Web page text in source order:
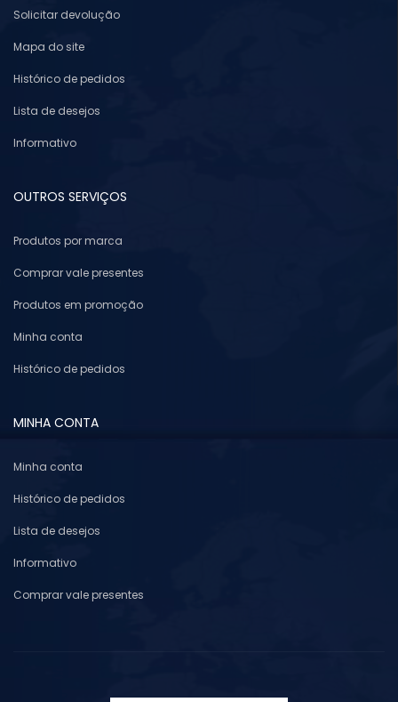
Solicitar devolução
Mapa do site
Histórico de pedidos
Lista de desejos
Informativo
OUTROS SERVIÇOS
Produtos por marca
Comprar vale presentes
Produtos em promoção
Minha conta
Histórico de pedidos
MINHA CONTA
Minha conta
Histórico de pedidos
Lista de desejos
Informativo
Comprar vale presentes